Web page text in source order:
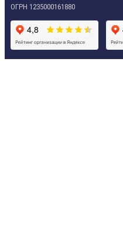
ОГРН 1235000161880